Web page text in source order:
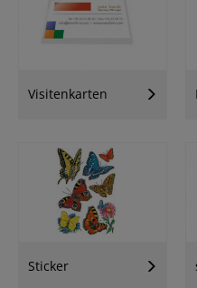
Visitenkarten
Sticker